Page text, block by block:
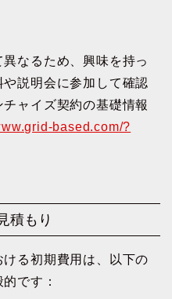
なるため、興味を持っ
説明会に参加して確認
ャイズ契約の基礎情報
based.com/?
積もり
る初期費用は、以下の
です：